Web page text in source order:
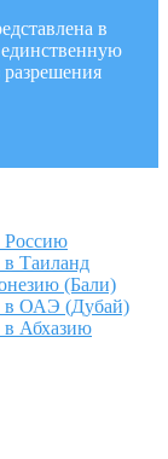
в
Россию
в Таиланд
(Бали)
в ОАЭ (Дубай)
в Абхазию